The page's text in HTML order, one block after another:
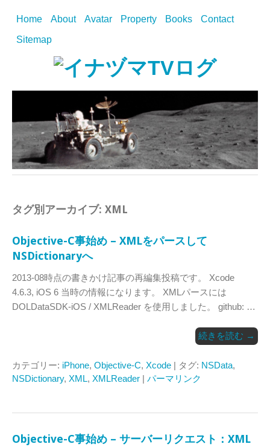
Home About Avatar Property Books
Contact
Sitemap
タグ別アーカイブ: XML
Objective-C事始め – XMLをパースして
NSDictionaryへ
2013-08時点の書きかけ記事の再編集投稿です。 Xcode
4.6.3, iOS 6 当時の情報になります。 XMLパースには
DOLDataSDK-iOS / XMLReader を使用しました。 github: …
続きを読む →
カテゴリー: iPhone, Objective-C, Xcode | タグ: NSData,
NSDictionary, XML, XMLReader | パーマリンク
Objective-C事始め – サーバーリクエスト：XML